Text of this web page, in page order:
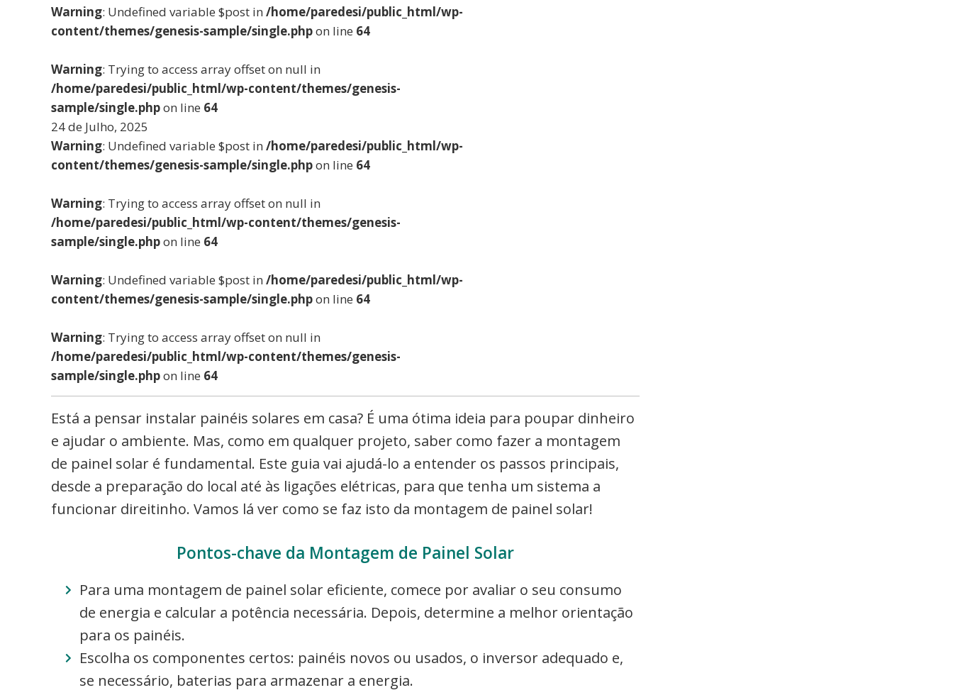
Warning: Undefined variable $post in /home/paredesi/public_html/wp-
content/themes/genesis-sample/single.phpon line 64
Warning: Trying to access array offset on null in
/home/paredesi/public_html/wp-content/themes/genesis-
sample/single.phpon line 64
24 de Julho, 2025
Warning: Undefined variable $post in /home/paredesi/public_html/wp-
content/themes/genesis-sample/single.phpon line 64
Warning: Trying to access array offset on null in
/home/paredesi/public_html/wp-content/themes/genesis-
sample/single.phpon line 64
Warning: Undefined variable $post in /home/paredesi/public_html/wp-
content/themes/genesis-sample/single.phpon line 64
Warning: Trying to access array offset on null in
/home/paredesi/public_html/wp-content/themes/genesis-
sample/single.phpon line 64
Está a pensar instalar painéis solares em casa? É uma ótima ideia para poupar dinheiro
e ajudar o ambiente. Mas, como em qualquer projeto, saber como fazer a montagem
de painel solar é fundamental. Este guia vai ajudá-lo a entender os passos principais,
desde a preparação do local até às ligações elétricas, para que tenha um sistema a
funcionar direitinho. Vamos lá ver como se faz isto da montagem de painel solar!
Pontos-chave da Montagem de Painel Solar
Para uma montagem de painel solar eficiente, comece por avaliar o seu consumo
de energia e calcular a potência necessária. Depois, determine a melhor orientação
para os painéis.
Escolha os componentes certos: painéis novos ou usados, o inversor adequado e,
se necessário, baterias para armazenar a energia.